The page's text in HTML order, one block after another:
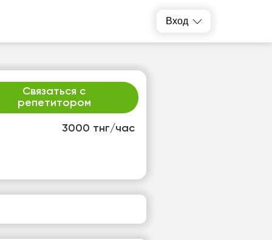
Вход
3000 тнг/час
Связаться с
репетитором
13
свободных